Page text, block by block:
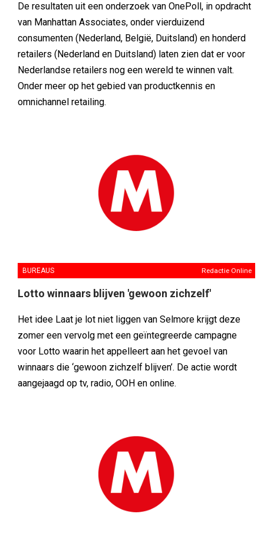
De resultaten uit een onderzoek van OnePoll, in opdracht
van Manhattan Associates, onder vierduizend
consumenten (Nederland, België, Duitsland) en honderd
retailers (Nederland en Duitsland) laten zien dat er voor
Nederlandse retailers nog een wereld te winnen valt.
Onder meer op het gebied van productkennis en
omnichannel retailing.
BUREAUS Redactie Online
Lotto winnaars blijven 'gewoon zichzelf'
Het idee Laat je lot niet liggen van Selmore krijgt deze
zomer een vervolg met een geïntegreerde campagne
voor Lotto waarin het appelleert aan het gevoel van
winnaars die ‘gewoon zichzelf blijven’. De actie wordt
aangejaagd op tv, radio, OOH en online.